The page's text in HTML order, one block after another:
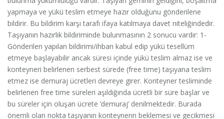
yapmaya ve yükü teslim etmeye hazır olduğunu gönderilene
bildirir. Bu bildirim karşı tarafı ifaya katılmaya davet niteliğindedir.
Taşıyanın hazırlık bildiriminde bulunmasının 2 sonucu vardır: 1-
Gönderilen yapılan bildirimi/ihbarı kabul edip yükü tesellüm
etmeye başlayabilir ancak süresi içinde yükü teslim almaz ise ve
konteyneri belirlenen serbest sürede (free time) taşıyana teslim
etmez ise demuraj ücretleri devreye girer. Konteyner tesliminde
belirlenen free time süreleri aşıldığında ücretli bir süre başlar ve
bu süreler için oluşan ücrete ‘demuraj’ denilmektedir. Burada
önemli olan nokta taşıyanın konteynerın beklemesi ve gecikmesi